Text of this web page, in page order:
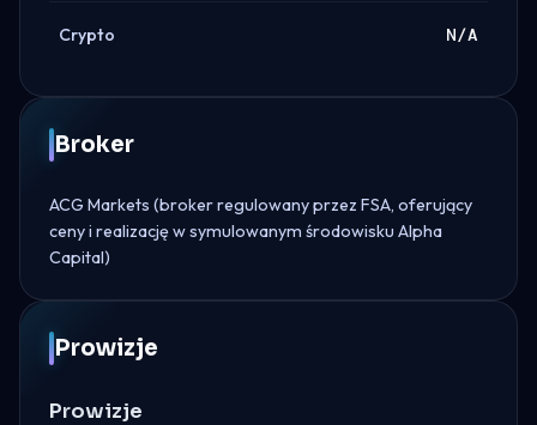
Crypto N/A
Broker
ACG Markets (broker regulowany przez FSA, oferujący
ceny i realizację w symulowanym środowisku Alpha
Capital)
Prowizje
Prowizje